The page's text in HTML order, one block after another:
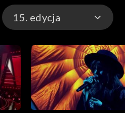
15. edycja
16. edycja – występy
16. edycja
15. edycja